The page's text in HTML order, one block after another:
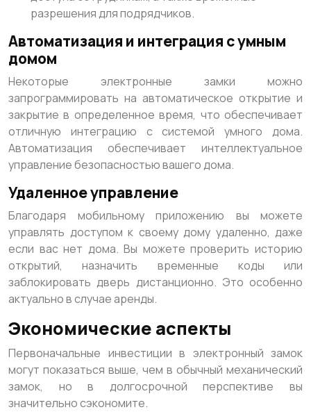
разрешения для подрядчиков.
Автоматизация и интеграция с умным
домом
Некоторые электронные замки можно
запрограммировать на автоматическое открытие и
закрытие в определенное время, что обеспечивает
отличную интеграцию с системой умного дома.
Автоматизация обеспечивает интеллектуальное
управление безопасностью вашего дома.
Удаленное управление
Благодаря мобильному приложению вы можете
управлять доступом к своему дому удаленно, даже
если вас нет дома. Вы можете проверить историю
открытий, назначить временные коды или
заблокировать дверь дистанционно. Это особенно
актуально в случае аренды.
Экономические аспекты
Первоначальные инвестиции в электронный замок
могут показаться выше, чем в обычный механический
замок, но в долгосрочной перспективе вы
значительно сэкономите.